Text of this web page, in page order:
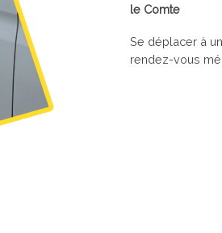
le Comte
Se déplacer à
rendez-vous